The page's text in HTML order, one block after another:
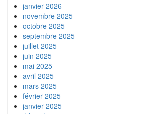
janvier 2026
novembre 2025
octobre 2025
septembre 2025
juillet 2025
juin 2025
mai 2025
avril 2025
mars 2025
février 2025
janvier 2025